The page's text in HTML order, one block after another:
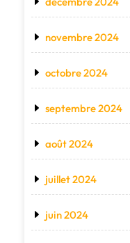
novembre 2024
octobre 2024
septembre 2024
août 2024
juillet 2024
juin 2024